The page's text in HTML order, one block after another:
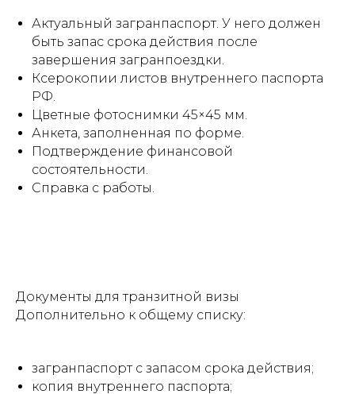
Актуальный загранпаспорт. У него должен
быть запас срока действия после
завершения загранпоездки.
Ксерокопии листов внутреннего паспорта
РФ.
Цветные фотоснимки 45×45 мм.
Анкета, заполненная по форме.
Подтверждение финансовой
состоятельности.
Справка с работы.
Документы для транзитной визы
Дополнительно к общему списку:
загранпаспорт с запасом срока действия;
копия внутреннего паспорта;